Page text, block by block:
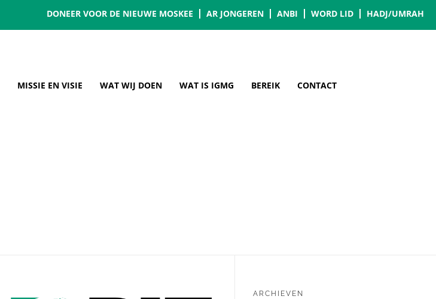
DONEER VOOR DE NIEUWE MOSKEE AR JONGEREN ANBI WORD LID HADJ/UMRAH
MISSIE EN VISIE WAT WIJ DOEN WAT IS IGMG BEREIK CONTACT
ARCHIEVEN